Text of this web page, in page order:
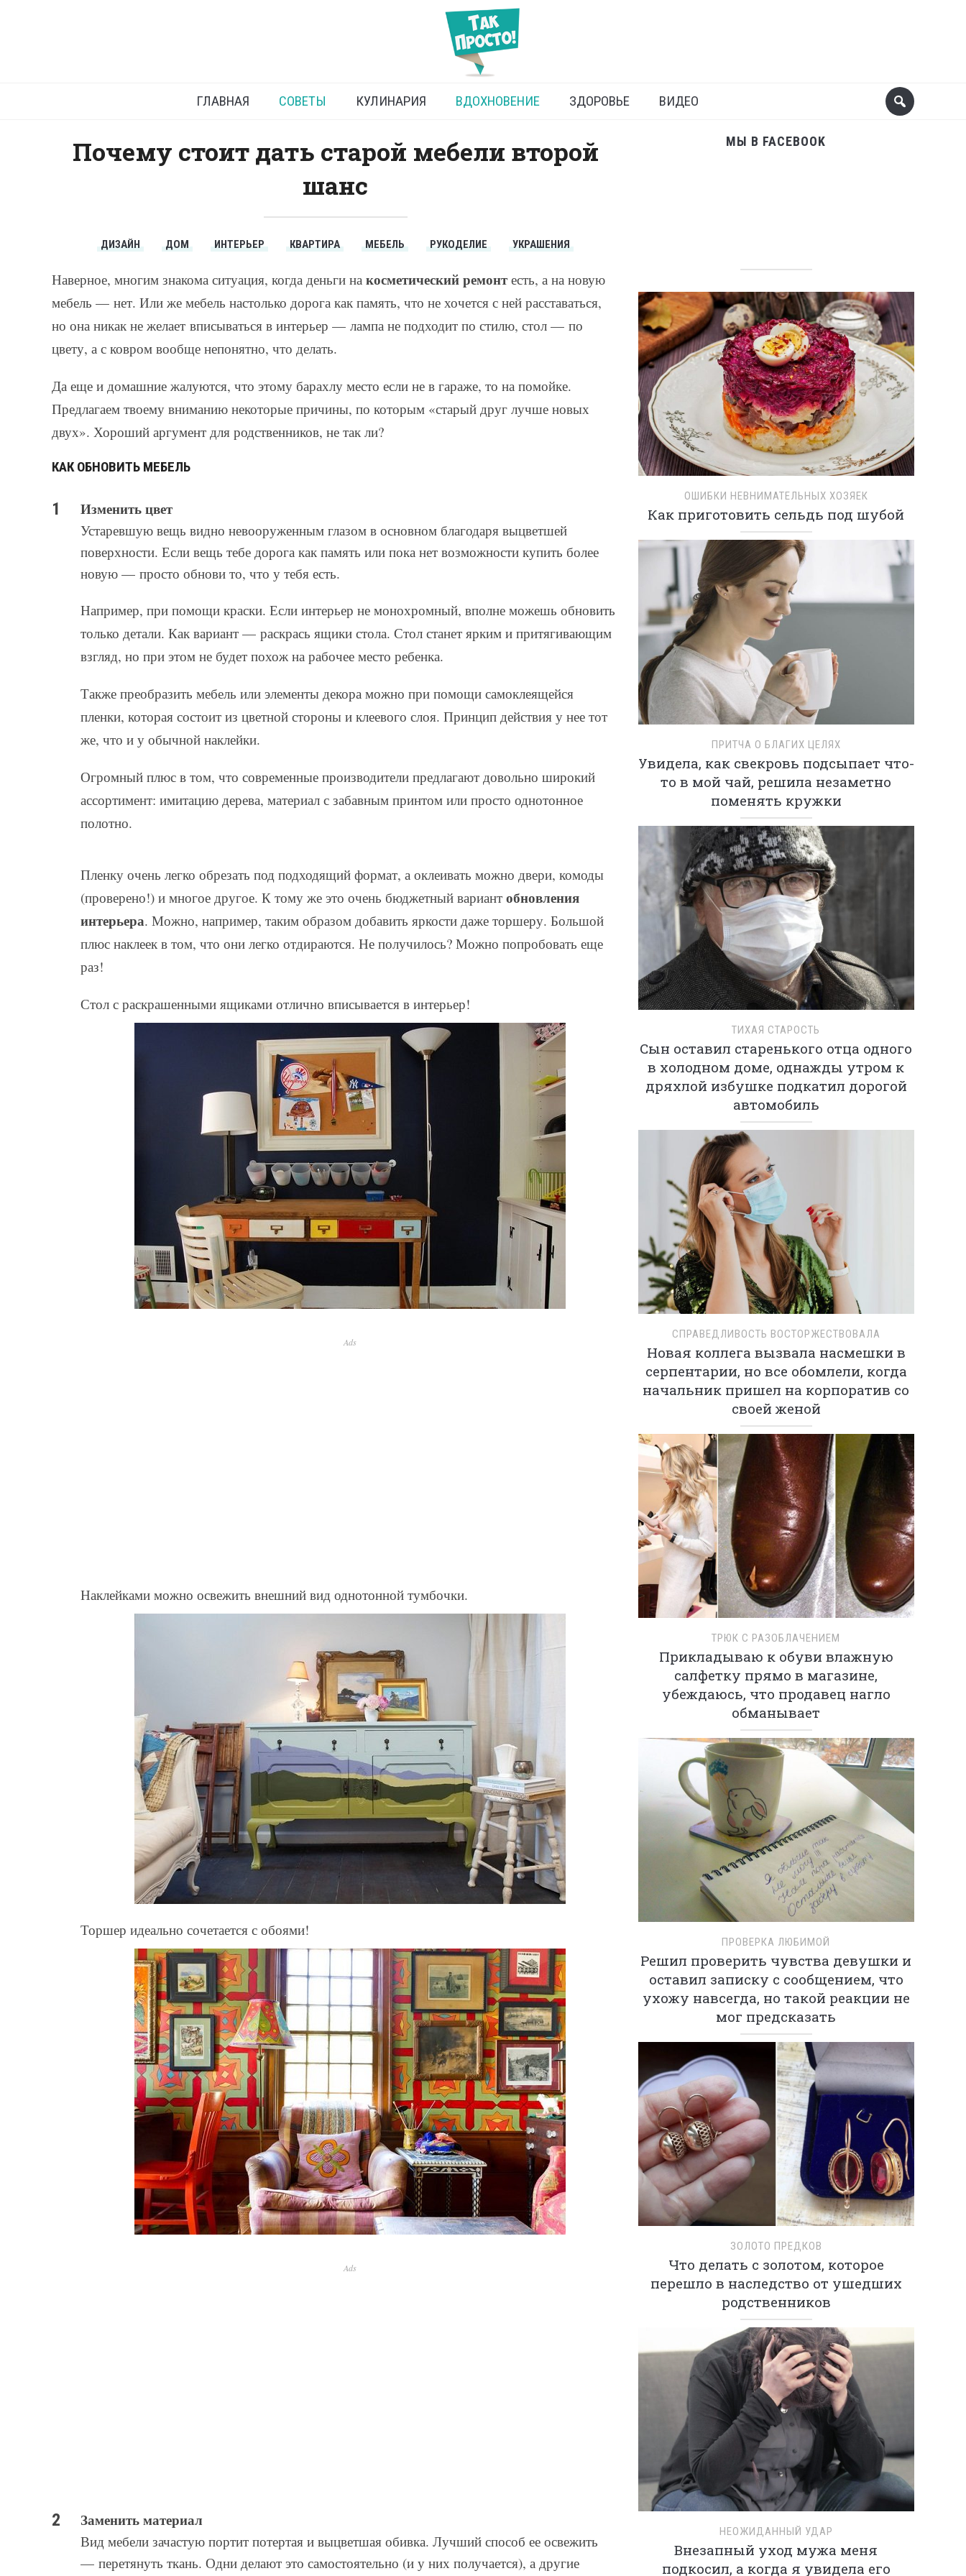
Новая жизнь старой мебели
ГЛАВНАЯ СОВЕТЫ КУЛИНАРИЯ ВДОХНОВЕНИЕ ЗДОРОВЬЕ ВИДЕО
Почему стоит дать старой мебели второй
шанс
ДИЗАЙН ДОМ ИНТЕРЬЕР КВАРТИРА МЕБЕЛЬ РУКОДЕЛИЕ УКРАШЕНИЯ
Наверное, многим знакома ситуация, когда деньги на косметический ремонт есть, а на новую
мебель — нет. Или же мебель настолько дорога как память, что не хочется с ней расставаться,
но она никак не желает вписываться в интерьер — лампа не подходит по стилю, стол — по
цвету, а с ковром вообще непонятно, что делать.
Да еще и домашние жалуются, что этому барахлу место если не в гараже, то на помойке.
Предлагаем твоему вниманию некоторые причины, по которым «старый друг лучше новых
двух». Хороший аргумент для родственников, не так ли?
КАК ОБНОВИТЬ МЕБЕЛЬ
Изменить цвет
Устаревшую вещь видно невооруженным глазом в основном благодаря выцветшей
поверхности. Если вещь тебе дорога как память или пока нет возможности купить более
новую — просто обнови то, что у тебя есть.
Например, при помощи краски. Если интерьер не монохромный, вполне можешь обновить
только детали. Как вариант — раскрась ящики стола. Стол станет ярким и притягивающим
взгляд, но при этом не будет похож на рабочее место ребенка.
Также преобразить мебель или элементы декора можно при помощи самоклеящейся
пленки, которая состоит из цветной стороны и клеевого слоя. Принцип действия у нее тот
же, что и у обычной наклейки.
Огромный плюс в том, что современные производители предлагают довольно широкий
ассортимент: имитацию дерева, материал с забавным принтом или просто однотонное
полотно.
Пленку очень легко обрезать под подходящий формат, а оклеивать можно двери, комоды
(проверено!) и многое другое. К тому же это очень бюджетный вариант обновления
интерьера. Можно, например, таким образом добавить яркости даже торшеру. Большой
плюс наклеек в том, что они легко отдираются. Не получилось? Можно попробовать еще
раз!
Стол с раскрашенными ящиками отлично вписывается в интерьер!
Ads
Наклейками можно освежить внешний вид однотонной тумбочки.
Торшер идеально сочетается с обоями!
Ads
Заменить материал
Вид мебели зачастую портит потертая и выцветшая обивка. Лучший способ ее освежить
— перетянуть ткань. Одни делают это самостоятельно (и у них получается), а другие
МЫ В FACEBOOK
ОШИБКИ НЕВНИМАТЕЛЬНЫХ ХОЗЯЕК
Как приготовить сельдь под шубой
ПРИТЧА О БЛАГИХ ЦЕЛЯХ
Увидела, как свекровь подсыпает что-
то в мой чай, решила незаметно
поменять кружки
ТИХАЯ СТАРОСТЬ
Сын оставил старенького отца одного
в холодном доме, однажды утром к
дряхлой избушке подкатил дорогой
автомобиль
СПРАВЕДЛИВОСТЬ ВОСТОРЖЕСТВОВАЛА
Новая коллега вызвала насмешки в
серпентарии, но все обомлели, когда
начальник пришел на корпоратив со
своей женой
ТРЮК С РАЗОБЛАЧЕНИЕМ
Прикладываю к обуви влажную
салфетку прямо в магазине,
убеждаюсь, что продавец нагло
обманывает
ПРОВЕРКА ЛЮБИМОЙ
Решил проверить чувства девушки и
оставил записку с сообщением, что
ухожу навсегда, но такой реакции не
мог предсказать
ЗОЛОТО ПРЕДКОВ
Что делать с золотом, которое
перешло в наследство от ушедших
родственников
НЕОЖИДАННЫЙ УДАР
Внезапный уход мужа меня
подкосил, а когда я увидела его